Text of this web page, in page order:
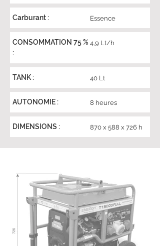
Carburant : Essence
CONSOMMATION 75 %
:
4,9 Lt/h
TANK : 40 Lt
AUTONOMIE : 8 heures
DIMENSIONS : 870 x 588 x 726 h